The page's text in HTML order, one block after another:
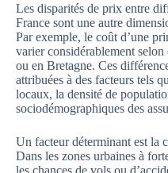
Les disparités de prix entre
France sont une autre
Par exemple, le coût d’une
varier considérablement selon
ou en Bretagne. Ces
attribuées à des facteurs tels
locaux, la densité de
sociodémographiques des
Un facteur déterminant est la
Dans les zones urbaines à
les chances de vols ou